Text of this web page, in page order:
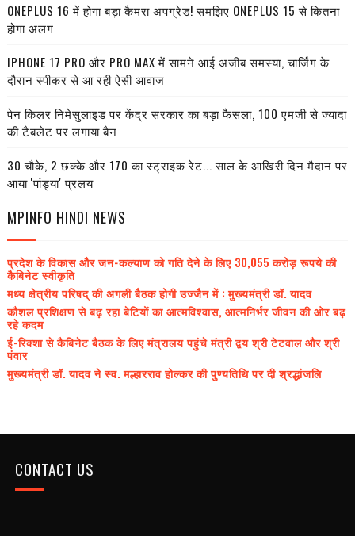
ONEPLUS 16 में होगा बड़ा कैमरा अपग्रेड! समझिए ONEPLUS 15 से कितना
होगा अलग
IPHONE 17 PRO और PRO MAX में सामने आई अजीब समस्या, चार्जिंग के
दौरान स्पीकर से आ रही ऐसी आवाज
पेन किलर निमेसुलाइड पर केंद्र सरकार का बड़ा फैसला, 100 एमजी से ज्यादा
की टैबलेट पर लगाया बैन
30 चौके, 2 छक्के और 170 का स्ट्राइक रेट... साल के आखिरी दिन मैदान पर
आया 'पांड्या' प्रलय
MPINFO HINDI NEWS
प्रदेश के विकास और जन-कल्याण को गति देने के लिए 30,055 करोड़ रूपये की
कैबिनेट स्वीकृति
मध्य क्षेत्रीय परिषद् की अगली बैठक होगी उज्जैन में : मुख्यमंत्री डॉ. यादव
कौशल प्रशिक्षण से बढ़ रहा बेटियों का आत्मविश्वास, आत्मनिर्भर जीवन की ओर बढ़
रहे कदम
ई-रिक्शा से कैबिनेट बैठक के लिए मंत्रालय पहुंचे मंत्री द्वय श्री टेटवाल और श्री
पंवार
मुख्यमंत्री डॉ. यादव ने स्व. मल्हारराव होल्कर की पुण्यतिथि पर दी श्रद्धांजलि
CONTACT US